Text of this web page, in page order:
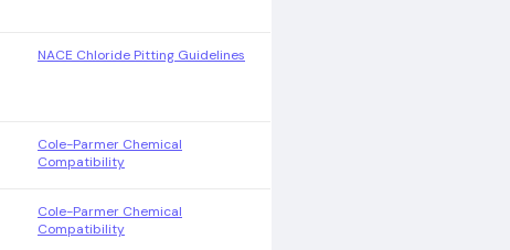
NACE Chloride Pitting Guidelines
Cole-Parmer Chemical
Compatibility
Cole-Parmer Chemical
Compatibility